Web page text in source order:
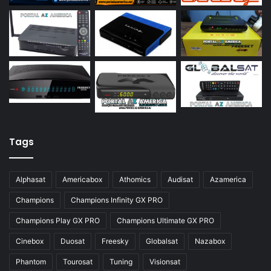
Azamerica S922
Azamerica S922 Mini
Azamerica S928
Azamerica Silver
Azamerica Silver GX PRO
Azamerica Silver IPTV
Azbox Like
Azfox
Azgold
Azplus
Azsat
Tags
Alphasat Americabox Athomics Audisat Azamerica
Champions Champions Infinity GX PRO
Champions Play GX PRO Champions Ultimate GX PRO
Cinebox Duosat Freesky Globalsat Nazabox
Phantom Tourosat Tuning Visionsat